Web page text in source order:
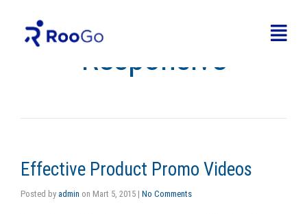
Responsive
Effective Product Promo Videos
Posted by admin on Mart 5, 2015 | No Comments